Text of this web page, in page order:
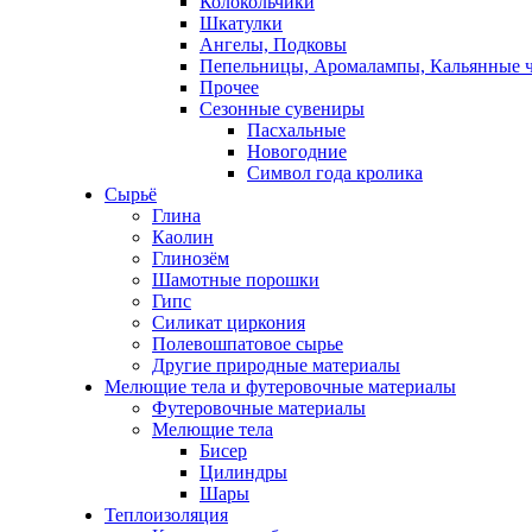
Шкатулки
Ангелы, Подковы
Пепельницы, Аромалампы, Кальянные
Прочее
Сезонные сувениры
Пасхальные
Новогодние
Символ года кролика
Сырьё
Глина
Каолин
Глинозём
Шамотные порошки
Гипс
Силикат циркония
Полевошпатовое сырье
Другие природные материалы
Мелющие тела и футеровочные материалы
Футеровочные материалы
Мелющие тела
Бисер
Цилиндры
Шары
Теплоизоляция